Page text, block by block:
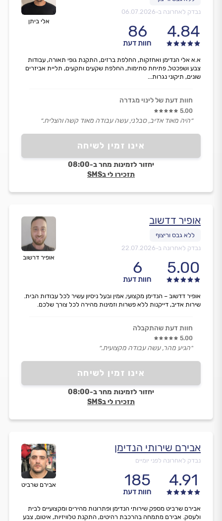
אלי ביתן
נבדק לאחרונה ב-06.07.2026
4.84
86
חוות דעת
אינו זמין לשיחה
יחזור לזמינות מחר ב-08:00
תזכירו לי בSMS
א.א אלי הנדימן ואחזקות, החלפת ברזים, התקנת גופי תאורה, עבודות
צבע ושפכטל, פתיחת סתימות, החלפת שקעים ותקעים, תליית אביזרים
שונים, תיקוני נגרות...
חוות דעת של לינוי מגדרה
5.00
״היה מאוד אדיב, סבלני, עשה עבודה מאוד קשה והצליח.״
אופיר דרשוב
אופיר דדשוב
נבדק לאחרונה ב-22.07.2026
5.00
6
חוות דעת
אינו זמין לשיחה
יחזור לזמינות מחר ב-08:00
תזכירו לי בSMS
אופיר דדשוב – הנדימן מקצועי, אמין ובעל ניסיון עשיר לכל עבודות הבית.
שירות אדיב, דייקנות ללא פשרות וזמינות מהירה לכל צורך שלכם.
חוות דעת שהתקבלה
5.00
״הגיע מהר, עשה עבודה מקצועית.״
אבירם שרביט
אבירם שירותי הנדימן
נבדק לאחרונה לפני יומיים
4.91
185
חוות דעת
אבירם שרביט מספק שירותי הנדימן ופתרונות מהירים ומקצועיים לבית
ולעסק. אבירם מתמחה בהרכבת רהיטים, התקנת טלוויזיות, איטום, צבע